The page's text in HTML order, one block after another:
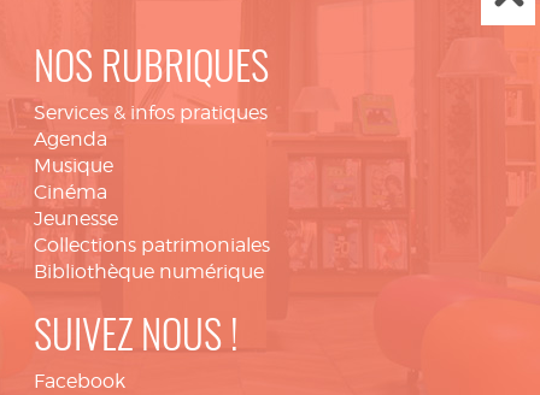
NOS RUBRIQUES
Services & infos pratiques
Agenda
Musique
Cinéma
Jeunesse
Collections patrimoniales
Bibliothèque numérique
SUIVEZ NOUS !
Facebook